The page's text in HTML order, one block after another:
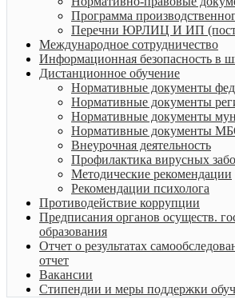
Программа
Перечни ЮРЛИЦ И ИП
Международное сотрудничество
Информационная безопасность в
Дистанционное обучение
Нормативные документы
Нормативные документы
Нормативные документы
Нормативные документы
Внеурочная деятельность
Профилактика вирусных
Методические рекомендации
Рекомендации психолога
Противодействие коррупции
Предписания органов осуществ.
образования
Отчет о результатах
отчет
Вакансии
Стипендии и меры поддержки